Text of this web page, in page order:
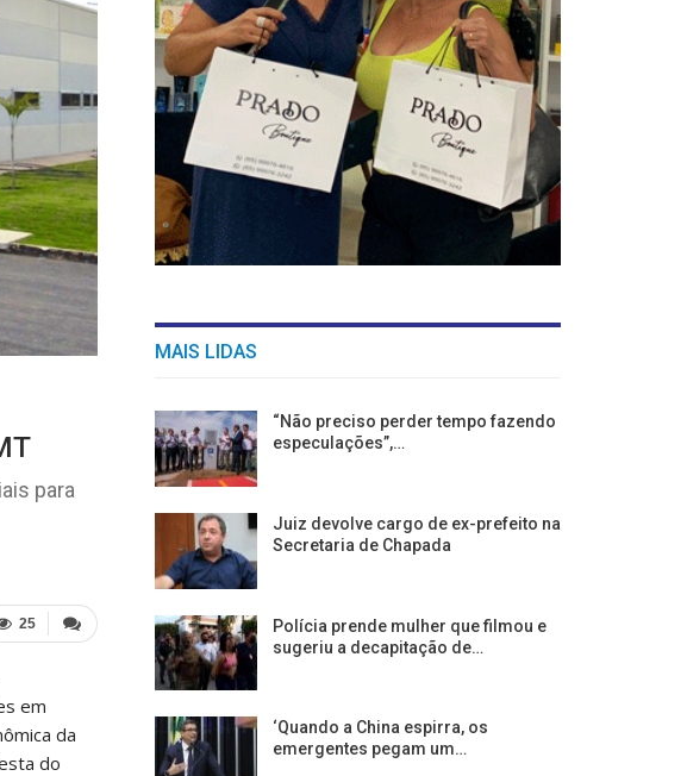
para
25
em
da
do
MAIS LIDAS
“Não preciso perder tempo fazendo
especulações”,…
Juiz devolve cargo de ex-prefeito na
Secretaria de Chapada
Polícia prende mulher que filmou e
sugeriu a decapitação de…
‘Quando a China espirra, os
emergentes pegam um…